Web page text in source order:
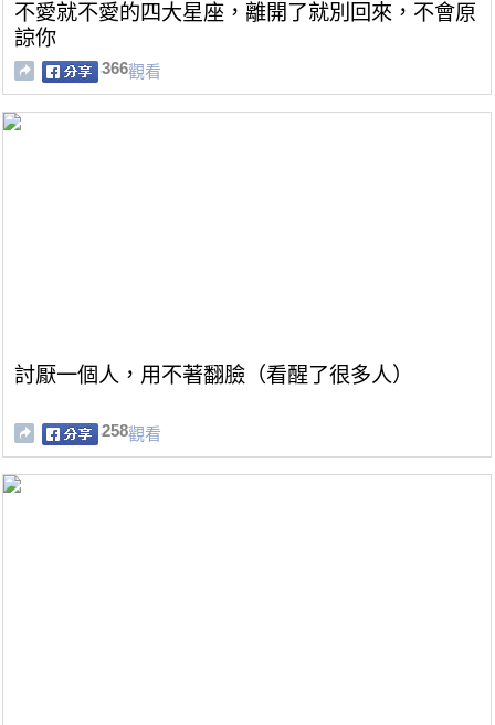
不愛就不愛的四大星座，離開了就別回來，不會原
諒你
366觀看
討厭一個人，用不著翻臉（看醒了很多人）
258觀看